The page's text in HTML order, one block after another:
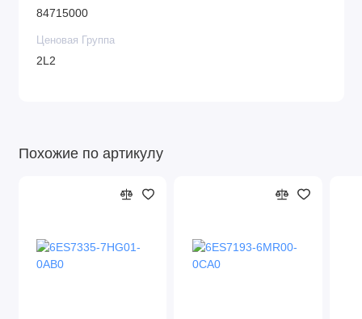
84715000
Ценовая Группа
2L2
Похожие по артикулу